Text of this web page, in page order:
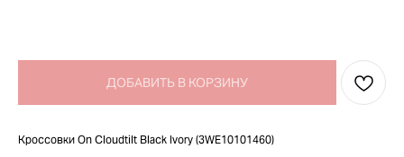
ДОБАВИТЬ В КОРЗИНУ
Кроссовки On Cloudtilt Black Ivory (3WE10101460)